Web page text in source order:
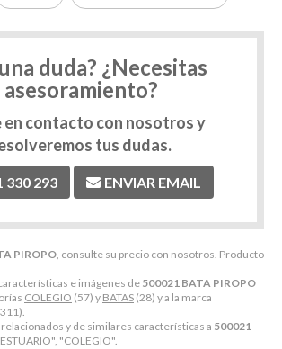
PIROPO, consulte su precio con nosotros. Producto
e imágenes de 500021 BATA PIROPO
COLEGIO (57) y BATAS (28) y a la marca
y de similares características a 500021
"COLEGIO".
duda? ¿Necesitas
asesoramiento?
en contacto con nosotros y
tus dudas.
330 293 ENVIAR EMAIL